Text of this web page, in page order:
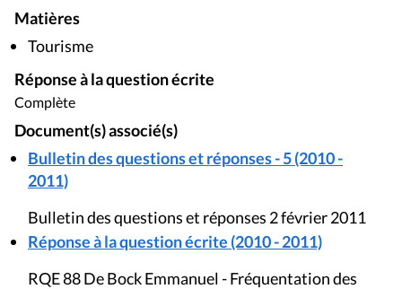
Matières
Tourisme
Réponse à la question écrite
Complète
Document(s) associé(s)
Bulletin des questions et réponses - 5 (2010 -
2011)
Bulletin des questions et réponses 2 février 2011
Réponse à la question écrite (2010 - 2011)
RQE 88 De Bock Emmanuel - Fréquentation des